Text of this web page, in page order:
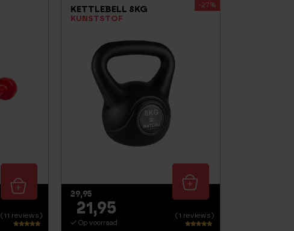
(11 reviews)
KETTLEBELL 8KG
KUNSTSTOF
-27%
(1 reviews)
29,95
21,95
Op voorraad